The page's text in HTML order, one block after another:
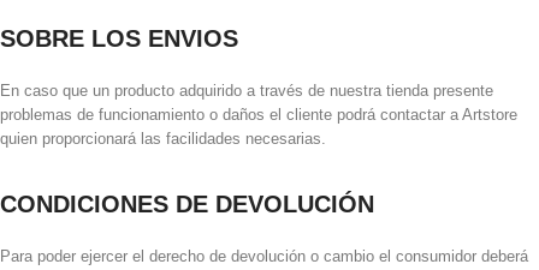
SOBRE LOS ENVIOS
En caso que un producto adquirido a través de nuestra tienda presente
problemas de funcionamiento o daños el cliente podrá contactar a Artstore
quien proporcionará las facilidades necesarias.
CONDICIONES DE DEVOLUCIÓN
Para poder ejercer el derecho de devolución o cambio el consumidor deberá